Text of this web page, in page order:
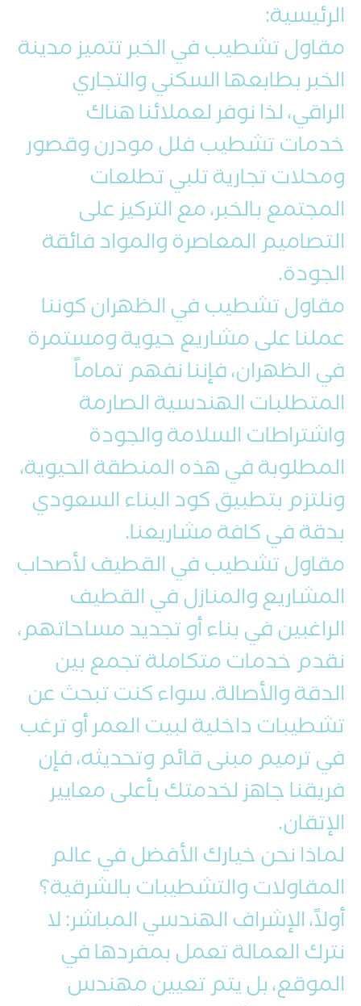
الرئيسية:
مقاول تشطيب في الخبر تتميز مدينة
الخبر بطابعها السكني والتجاري
الراقي، لذا نوفر لعملائنا هناك
خدمات تشطيب فلل مودرن وقصور
ومحلات تجارية تلبي تطلعات
المجتمع بالخبر، مع التركيز على
التصاميم المعاصرة والمواد فائقة
الجودة.
مقاول تشطيب في الظهران كوننا
عملنا على مشاريع حيوية ومستمرة
في الظهران، فإننا نفهم تماماً
المتطلبات الهندسية الصارمة
واشتراطات السلامة والجودة
المطلوبة في هذه المنطقة الحيوية،
ونلتزم بتطبيق كود البناء السعودي
بدقة في كافة مشاريعنا.
مقاول تشطيب في القطيف لأصحاب
المشاريع والمنازل في القطيف
الراغبين في بناء أو تجديد مساحاتهم،
نقدم خدمات متكاملة تجمع بين
الدقة والأصالة. سواء كنت تبحث عن
تشطيبات داخلية لبيت العمر أو ترغب
في ترميم مبنى قائم وتحديثه، فإن
فريقنا جاهز لخدمتك بأعلى معايير
الإتقان.
لماذا نحن خيارك الأفضل في عالم
المقاولات والتشطيبات بالشرقية؟
أولاً، الإشراف الهندسي المباشر: لا
نترك العمالة تعمل بمفردها في
الموقع، بل يتم تعيين مهندس